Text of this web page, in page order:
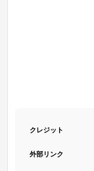
クレジット
外部リンク